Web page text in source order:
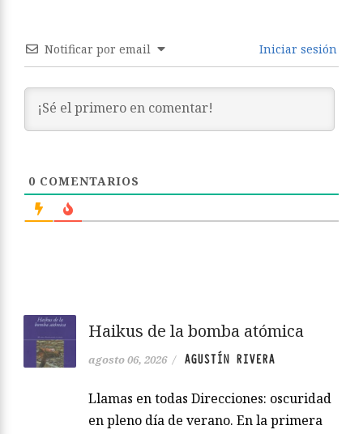
Notificar por email Iniciar sesión
0 COMENTARIOS
Haikus de la bomba atómica
agosto 06, 2026 / AGUSTÍN RIVERA
Llamas en todas Direcciones: oscuridad
en pleno día de verano. En la primera